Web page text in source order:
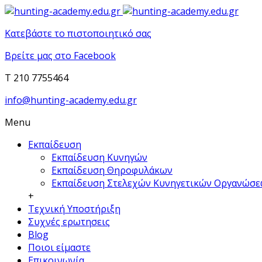
Κατεβάστε το πιστοποιητικό σας
Βρείτε μας στο Facebook
T 210 7755464
info@hunting-academy.edu.gr
Menu
Εκπαίδευση
Εκπαίδευση Κυνηγών
Εκπαίδευση Θηροφυλάκων
Εκπαίδευση Στελεχών Κυνηγετικών
+
Τεχνική Υποστήριξη
Συχνές ερωτησεις
Blog
Ποιοι είμαστε